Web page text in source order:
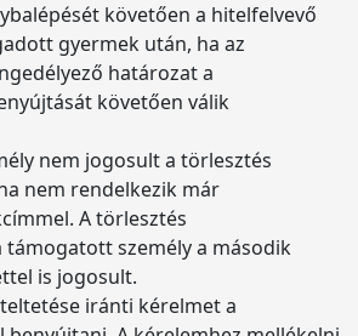
követően a hitelfelvevő
gyermek után, ha az
határozat a
követően válik
nem jogosult a törlesztés
nem rendelkezik már
A törlesztés
támogatott személy a második
is jogosult.
iránti kérelmet a